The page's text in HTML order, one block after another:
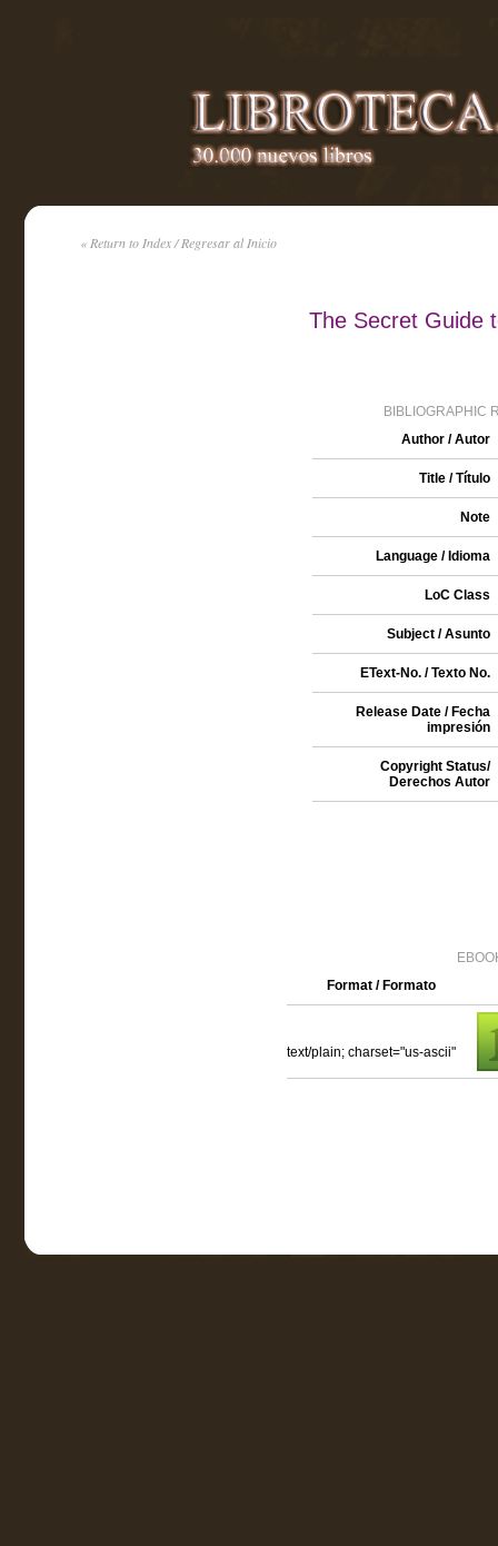
« Return to Index / Regresar al Inicio
The Secret Guide
BIBLIOGRAPHIC
Author / Autor
Title / Título
Note
Language / Idioma
LoC Class
Subject / Asunto
EText-No. / Texto No.
Release Date / Fecha
impresión
Copyright Status/
Derechos Autor
Format / Formato
text/plain; charset="us-ascii"